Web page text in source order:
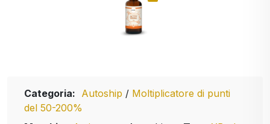
Categoria: Autoship / Moltiplicatore di punti
del 50-200%